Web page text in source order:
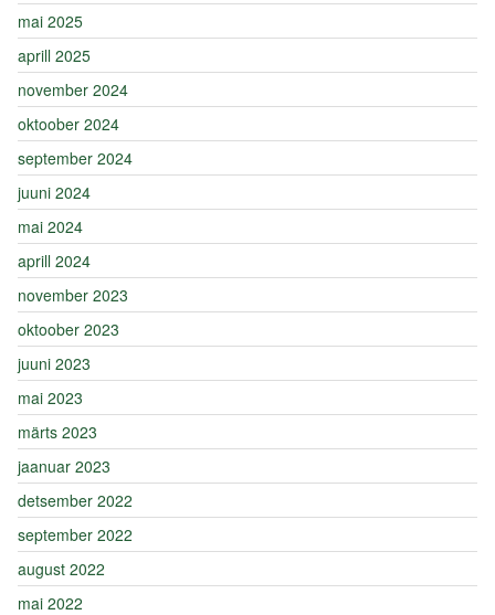
mai 2025
aprill 2025
november 2024
oktoober 2024
september 2024
juuni 2024
mai 2024
aprill 2024
november 2023
oktoober 2023
juuni 2023
mai 2023
märts 2023
jaanuar 2023
detsember 2022
september 2022
august 2022
mai 2022